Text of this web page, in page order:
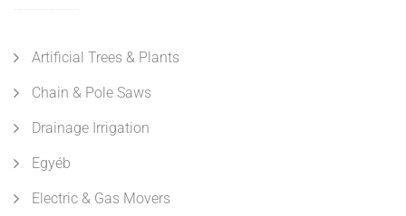
Artificial Trees & Plants
Chain & Pole Saws
Drainage Irrigation
Egyéb
Electric & Gas Movers